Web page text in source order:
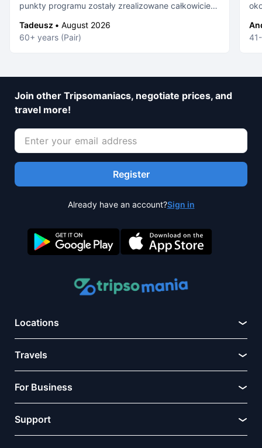
punkty programu zostały zrealizowane całkowicie
ogromną, imponującą wiedzą, a kierowca spisał się
bez zarzutu, zapewniając bezpieczną i komfortową
Tadeusz • August 2026
60+ years (Pair)
okolicy pozwala
Join other Tripsomaniacs, negotiate prices, and
travel more!
Register
Already have an account?Sign in
Locations
Travels
For Business
Support